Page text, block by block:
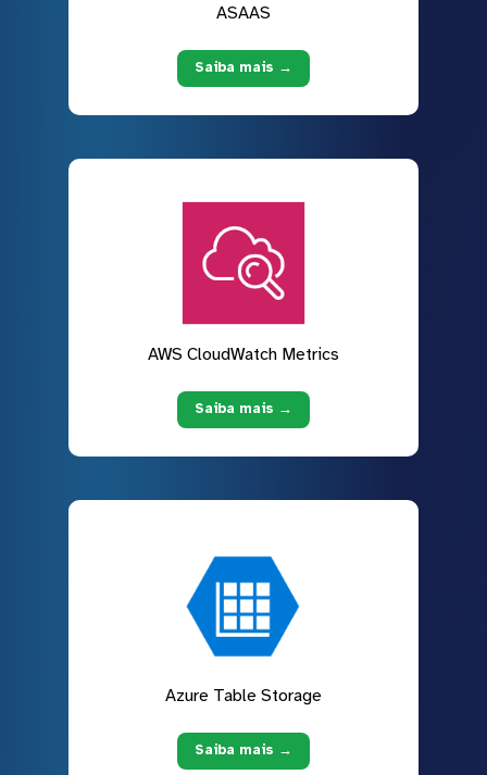
ASAAS
Saiba mais →
AWS CloudWatch Metrics
Saiba mais →
Azure Table Storage
Saiba mais →